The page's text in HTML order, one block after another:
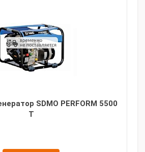
SDMO PERFORM 5500
T